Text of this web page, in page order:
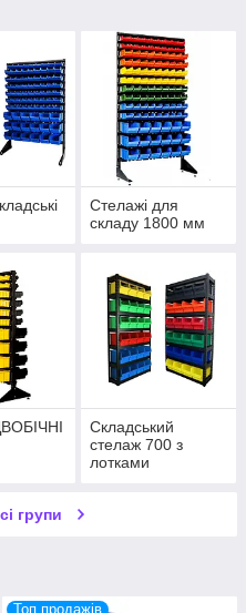
Стелажі для
складу 1800 мм
Складський
стелаж 700 з
лотками
групи
Топ продажів